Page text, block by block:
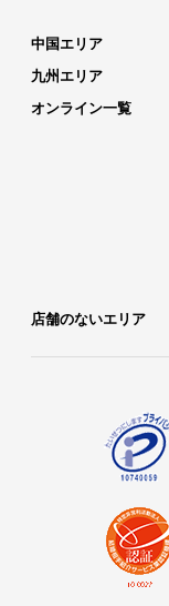
中国エリア
九州エリア
オンライン一覧
店舗のないエリア